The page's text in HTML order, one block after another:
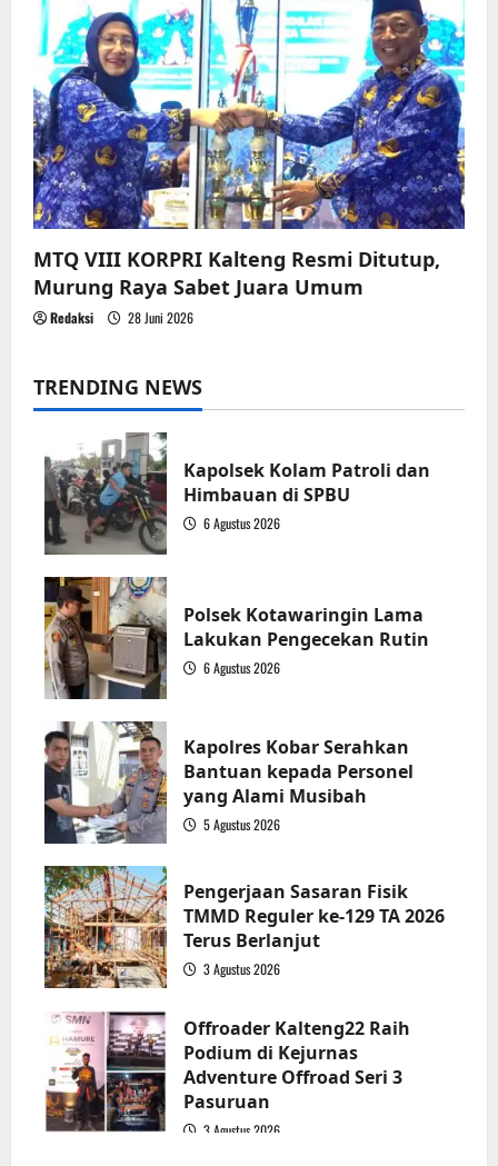
MTQ VIII KORPRI Kalteng Resmi Ditutup,
Murung Raya Sabet Juara Umum
Redaksi 28 Juni 2026
TRENDING NEWS
Kapolsek Kolam Patroli dan
Himbauan di SPBU
6 Agustus 2026
Polsek Kotawaringin Lama
Lakukan Pengecekan Rutin
6 Agustus 2026
Kapolres Kobar Serahkan
Bantuan kepada Personel
yang Alami Musibah
5 Agustus 2026
Pengerjaan Sasaran Fisik
TMMD Reguler ke-129 TA 2026
Terus Berlanjut
3 Agustus 2026
Offroader Kalteng22 Raih
Podium di Kejurnas
Adventure Offroad Seri 3
Pasuruan
3 Agustus 2026